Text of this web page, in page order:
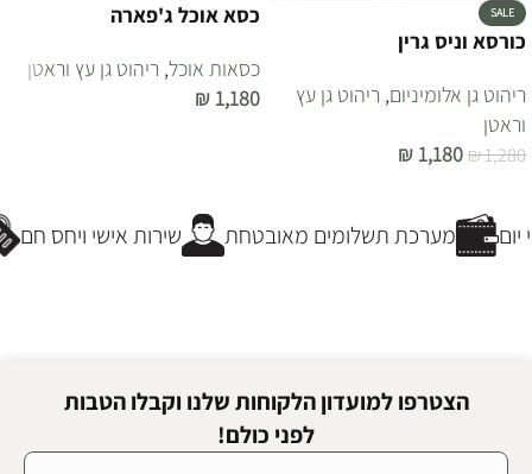
SALE
כורסא וניס גרין
ריהוט גן אלומיניום, ריהוט גן עץ
וראטן
₪1,280
₪ 1,180
כסא אוכל ג'פארה
כסאות אוכל, ריהוט גן עץ וראטן
₪ 1,180
שירות אישי ויחס חם מערכת תשלומים מאובטחת
הצטרפו למועדון הלקוחות שלנו וקבלו הטבות
לפני כולם!